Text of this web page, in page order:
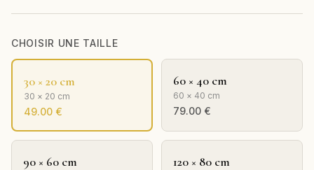
CHOISIR UNE TAILLE
30 × 20 cm
30 × 20 cm
49.00 €
60 × 40 cm
60 × 40 cm
79.00 €
90 × 60 cm 120 × 80 cm